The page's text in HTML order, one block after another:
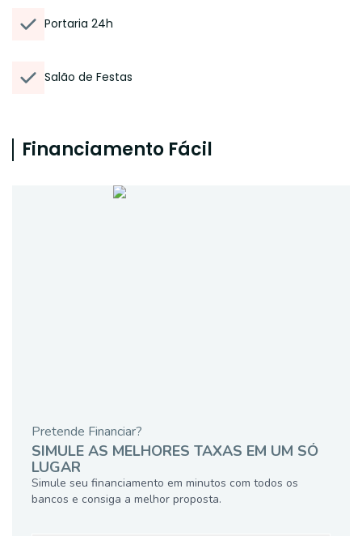
Portaria 24h
Salão de Festas
Financiamento Fácil
Pretende Financiar?
SIMULE AS MELHORES TAXAS EM UM SÓ
LUGAR
Simule seu financiamento em minutos com todos os
bancos e consiga a melhor proposta.